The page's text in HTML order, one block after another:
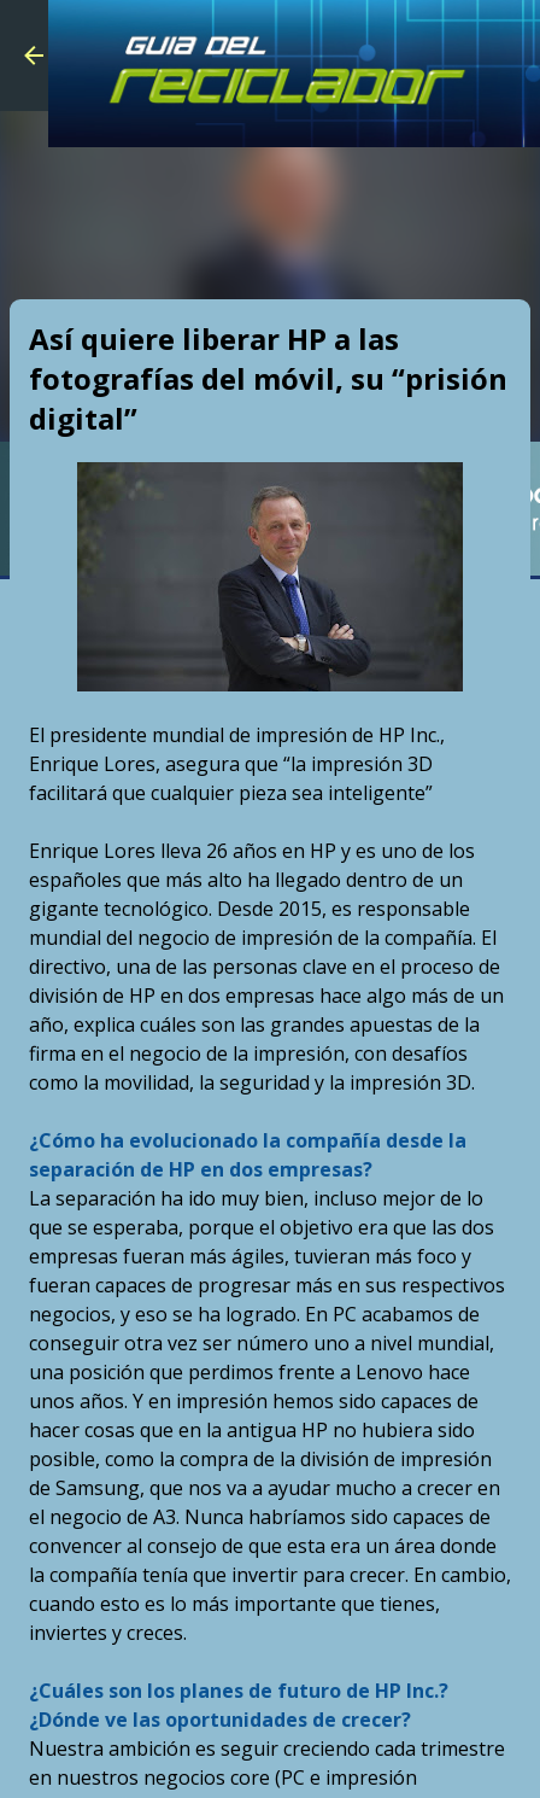
Skip to
Así quiere liberar HP a las
fotografías del móvil, su “prisión
digital”
El presidente mundial de impresión de HP Inc.,
Enrique Lores, asegura que “la impresión 3D
facilitará que cualquier pieza sea inteligente”
Enrique Lores lleva 26 años en HP y es uno de los
españoles que más alto ha llegado dentro de un
gigante tecnológico. Desde 2015, es responsable
mundial del negocio de impresión de la compañía. El
directivo, una de las personas clave en el proceso de
división de HP en dos empresas hace algo más de un
año, explica cuáles son las grandes apuestas de la
firma en el negocio de la impresión, con desafíos
como la movilidad, la seguridad y la impresión 3D.
¿Cómo ha evolucionado la compañía desde la
separación de HP en dos empresas?
La separación ha ido muy bien, incluso mejor de lo
que se esperaba, porque el objetivo era que las dos
empresas fueran más ágiles, tuvieran más foco y
fueran capaces de progresar más en sus respectivos
negocios, y eso se ha logrado. En PC acabamos de
conseguir otra vez ser número uno a nivel mundial,
una posición que perdimos frente a Lenovo hace
unos años. Y en impresión hemos sido capaces de
hacer cosas que en la antigua HP no hubiera sido
posible, como la compra de la división de impresión
de Samsung, que nos va a ayudar mucho a crecer en
el negocio de A3. Nunca habríamos sido capaces de
convencer al consejo de que esta era un área donde
la compañía tenía que invertir para crecer. En cambio,
cuando esto es lo más importante que tienes,
inviertes y creces.
¿Cuáles son los planes de futuro de HP Inc.?
¿Dónde ve las oportunidades de crecer?
Nuestra ambición es seguir creciendo cada trimestre
en nuestros negocios core (PC e impresión